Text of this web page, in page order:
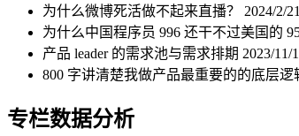
为什么微博死活做不起来直播？ 2024/2/21
为什么中国程序员 996 还干不过美国的
产品 leader 的需求池与需求排期 2023/11/
800 字讲清楚我做产品最重要的的底层逻
专栏数据分析